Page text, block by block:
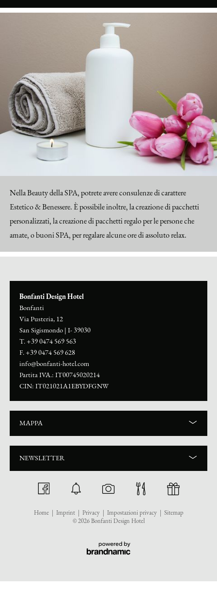
Nella Beauty della SPA, potrete avere consulenze di carattere
Estetico & Benessere. È possibile inoltre, la creazione di pacchetti
personalizzati, la creazione di pacchetti regalo per le persone che
amate, o buoni SPA, per regalare alcune ore di assoluto relax.
Bonfanti Design Hotel
Bonfanti
Via Pusteria, 12
San Sigismondo | I- 39030
T. +39 0474 569 563
F. +39 0474 569 628
info@bonfanti-hotel.com
Partita IVA.: IT00745020214
CIN: IT021021A1EBYDFGNW
MAPPA
NEWSLETTER
Home| Imprint| Privacy| Impostazioni privacy | Sitemap
© 2026 Bonfanti Design Hotel